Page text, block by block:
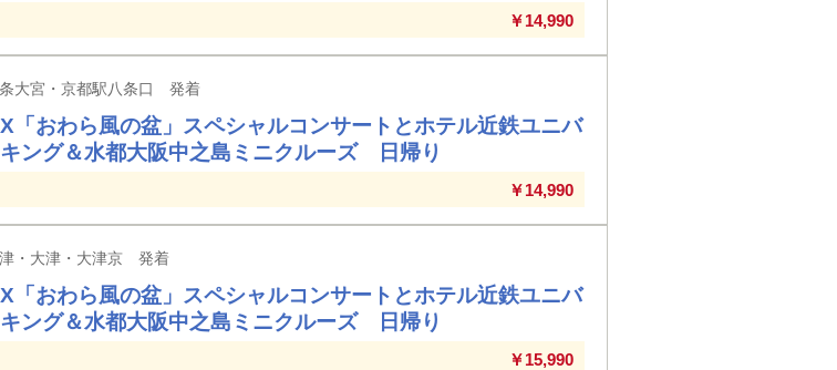
￥14,990
大宮・京都駅八条口 発着
「おわら風の盆」スペシャルコンサートとホテル近鉄ユニバ
ング＆水都大阪中之島ミニクルーズ 日帰り
￥14,990
・大津・大津京 発着
「おわら風の盆」スペシャルコンサートとホテル近鉄ユニバ
ング＆水都大阪中之島ミニクルーズ 日帰り
￥15,990